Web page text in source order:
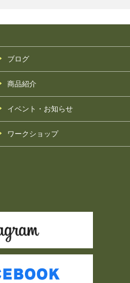
ブログ
商品紹介
イベント・お知らせ
ワークショップ